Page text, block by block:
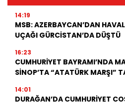
14:19
MSB: AZERBAYCAN’DAN
UÇAĞI GÜRCİSTAN’DA DÜŞTÜ
16:23
CUMHURİYET BAYRAMI’NDA
SİNOP’TA “ATATÜRK MARŞI”
14:01
DURAĞAN’DA CUMHURİYET